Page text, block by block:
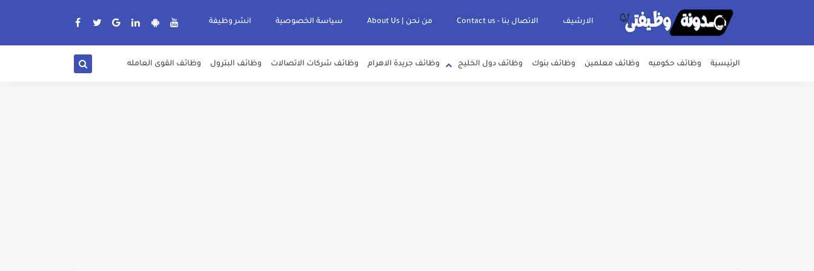
الارشيف الاتصال بنا - Contact us من نحن | About Us سياسة الخصوصية انشر وظيفة
الرئيسية وظائف حكوميه وظائف معلمين وظائف بنوك وظائف دول الخليج وظائف جريدة الاهرام وظائف شركات الاتصالات وظائف البترول وظائف القوى العامله